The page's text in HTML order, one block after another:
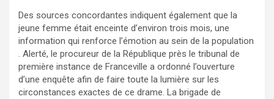
Des sources concordantes indiquent également que la
jeune femme était enceinte d’environ trois mois, une
information qui renforce l’émotion au sein de la population
. Alerté, le procureur de la République près le tribunal de
première instance de Franceville a ordonné l’ouverture
d’une enquête afin de faire toute la lumière sur les
circonstances exactes de ce drame. La brigade de